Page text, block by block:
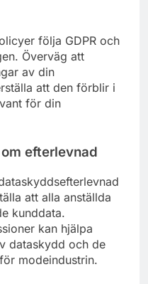
följa GDPR och
Överväg att
av din
att den förblir i
för din
efterlevnad
att alla anställda
kunddata.
kan hjälpa
dataskydd och de
modeindustrin.